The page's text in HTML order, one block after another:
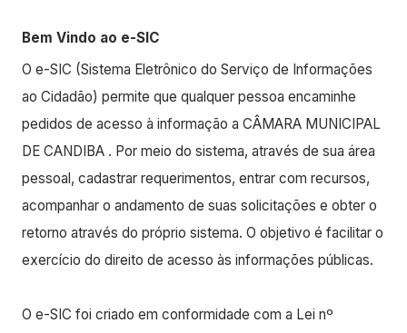
Bem Vindo ao e-SIC
O e-SIC (Sistema Eletrônico do Serviço de Informações
ao Cidadão) permite que qualquer pessoa encaminhe
pedidos de acesso à informação a CÂMARA MUNICIPAL
DE CANDIBA . Por meio do sistema, através de sua área
pessoal, cadastrar requerimentos, entrar com recursos,
acompanhar o andamento de suas solicitações e obter o
retorno através do próprio sistema. O objetivo é facilitar o
exercício do direito de acesso às informações públicas.
O e-SIC foi criado em conformidade com a Lei nº